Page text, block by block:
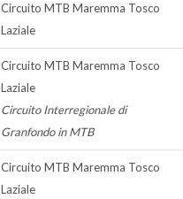
Circuito MTB Maremma Tosco
Laziale
Circuito MTB Maremma Tosco
Laziale
Circuito Interregionale di
Granfondo in MTB
Circuito MTB Maremma Tosco
Laziale